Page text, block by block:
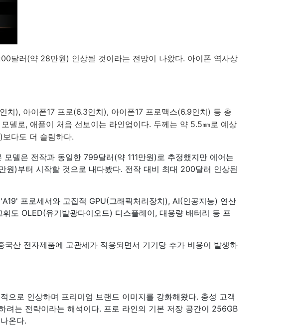
달러(약 28만원) 인상될 것이라는 전망이 나왔다. 아이폰 역사상
치), 아이폰17 프로(6.3인치), 아이폰17 프로맥스(6.9인치) 등 총
델로, 애플이 처음 선보이는 라인업이다. 두께는 약 5.5㎜로 예상
다도 더 슬림하다.
델은 전작과 동일한 799달러(약 111만원)로 추정했지만 에어는
원)부터 시작할 것으로 내다봤다. 전작 대비 최대 200달러 인상된
프로세서와 고집적 GPU(그래픽처리장치), AI(인공지능) 연산
도 OLED(유기발광다이오드) 디스플레이, 대용량 배터리 등 프
산 전자제품에 고관세가 적용되면서 기기당 추가 비용이 발생하
으로 인상하며 프리미엄 브랜드 이미지를 강화해왔다. 충성 고객
는 전략이라는 해석이다. 프로 라인의 기본 저장 공간이 256GB
온다.